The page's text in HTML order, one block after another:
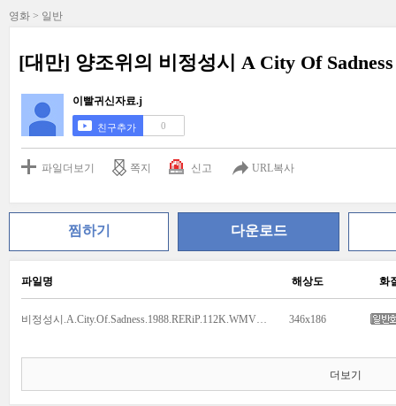
영화 > 일반
[대만] 양조위의 비정성시 A City Of Sadness
이빨귀신자료.j
친구추가 0
파일더보기 쪽지 신고 URL복사
찜하기 다운로드
파일명 해상도 화
비정성시.A.City.Of.Sadness.1988.RERiP.112K.WMV9.avi 346x186
더보기